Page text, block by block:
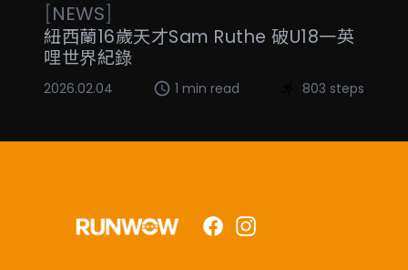
[NEWS]
紐西蘭16歲天才Sam Ruthe 破U18一英
哩世界紀錄
2026.02.04 1 min read 803 steps
FacebookInstagram